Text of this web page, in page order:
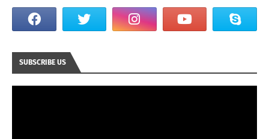
SUBSCRIBE US